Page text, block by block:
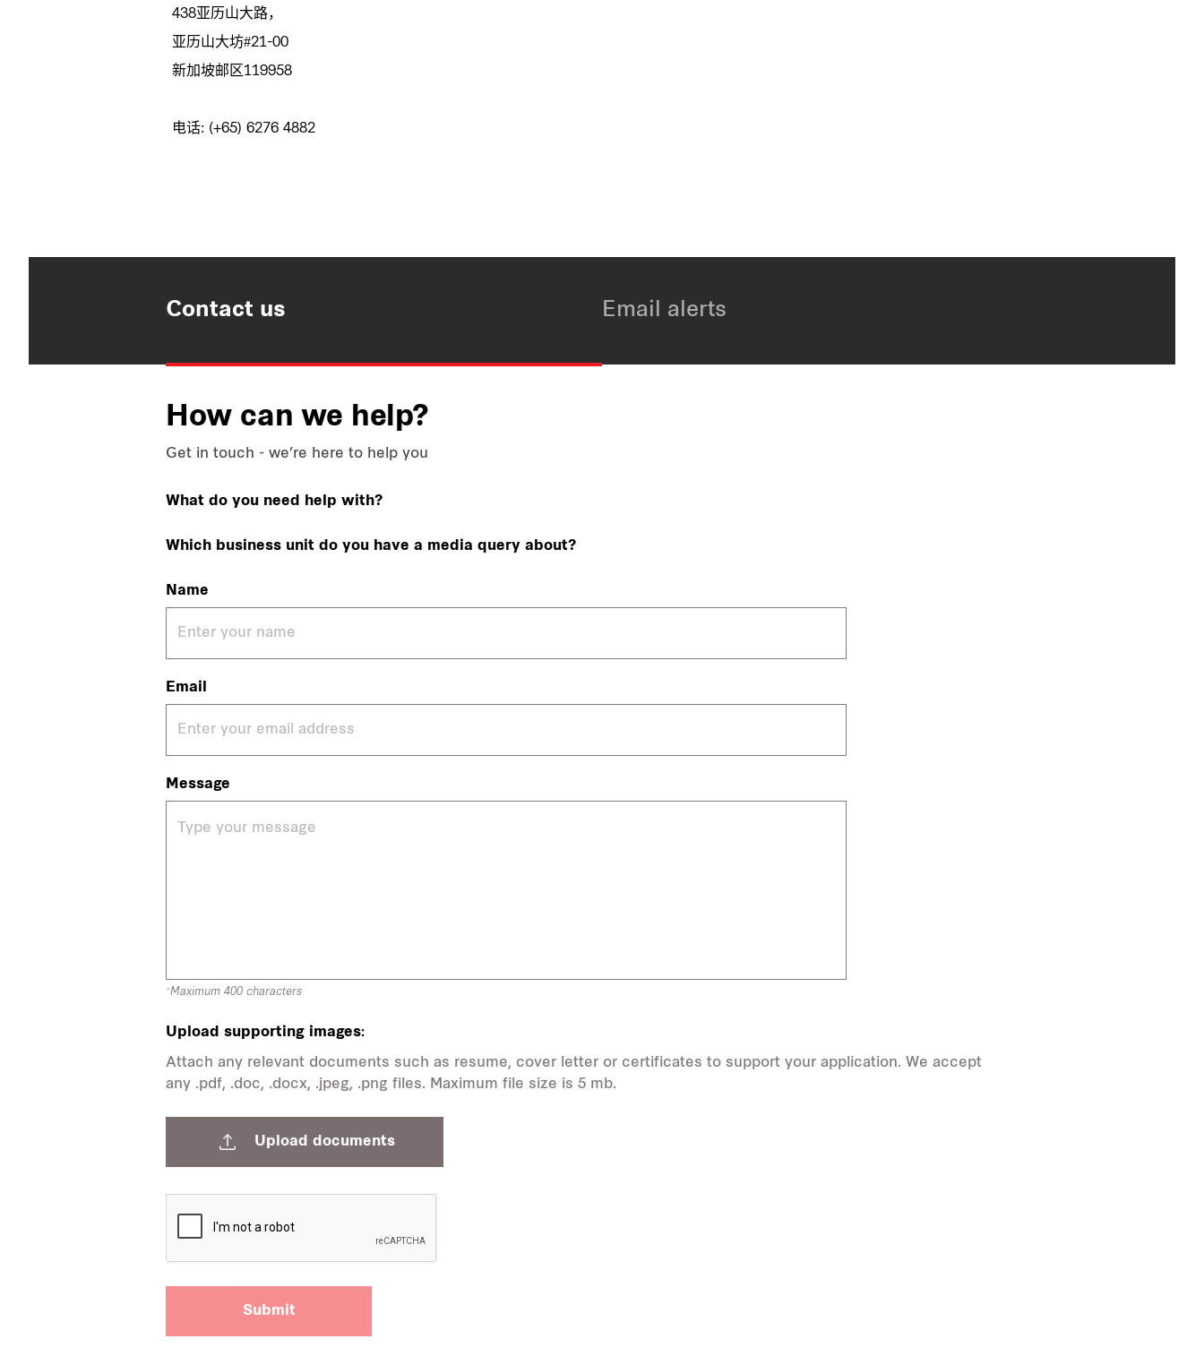
438亚历山大路，
亚历山大坊#21-00
新加坡邮区119958
电话: (+65) 6276 4882
Contact us Email alerts
How can we help?
Get in touch - we’re here to help you
What do you need help with?
Which business unit do you have a media query about?
Name
Email
Message
*Maximum 400 characters
Upload supporting images:
Attach any relevant documents such as resume, cover letter or certificates to support your application. We accept
any .pdf, .doc, .docx, .jpeg, .png files. Maximum file size is 5 mb.
Upload documents
Submit